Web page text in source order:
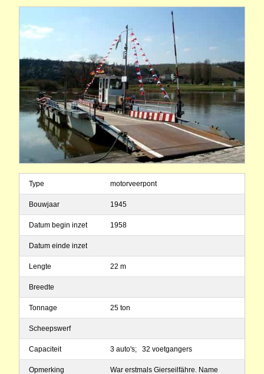
Type motorveerpont
Bouwjaar 1945
Datum begin inzet 1958
Datum einde inzet
Lengte 22 m
Breedte
Tonnage 25 ton
Scheepswerf
Capaciteit 3 auto's; 32 voetgangers
Opmerking War erstmals Gierseilfähre. Name